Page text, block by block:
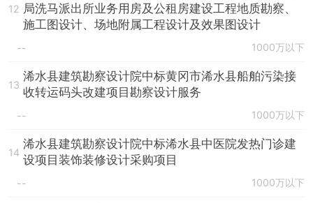
12 局洗马派出所业务用房及公租房建设工程地质勘察、
施工图设计、场地附属工程设计及效果图设计
-- 1000万以下
13
浠水县建筑勘察设计院中标黄冈市浠水县船舶污染接
收转运码头改建项目勘察设计服务
-- 1000万以下
14
浠水县建筑勘察设计院中标浠水县中医院发热门诊建
设项目装饰装修设计采购项目
-- 1000万以下